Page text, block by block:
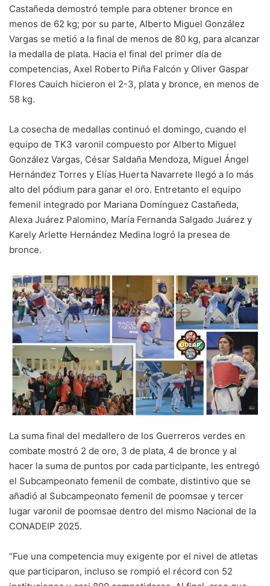
Castañeda demostró temple para obtener bronce en
menos de 62 kg; por su parte, Alberto Miguel González
Vargas se metió a la final de menos de 80 kg, para alcanzar
la medalla de plata. Hacia el final del primer día de
competencias, Axel Roberto Piña Falcón y Oliver Gaspar
Flores Cauich hicieron el 2-3, plata y bronce, en menos de
58 kg.
La cosecha de medallas continuó el domingo, cuando el
equipo de TK3 varonil compuesto por Alberto Miguel
González Vargas, César Saldaña Mendoza, Miguel Ángel
Hernández Torres y Elías Huerta Navarrete llegó a lo más
alto del pódium para ganar el oro. Entretanto el equipo
femenil integrado por Mariana Domínguez Castañeda,
Alexa Juárez Palomino, María Fernanda Salgado Juárez y
Karely Arlette Hernández Medina logró la presea de
bronce.
La suma final del medallero de los Guerreros verdes en
combate mostró 2 de oro, 3 de plata, 4 de bronce y al
hacer la suma de puntos por cada participante, les entregó
el Subcampeonato femenil de combate, distintivo que se
añadió al Subcampeonato femenil de poomsae y tercer
lugar varonil de poomsae dentro del mismo Nacional de la
CONADEIP 2025.
“Fue una competencia muy exigente por el nivel de atletas
que participaron, incluso se rompió el récord con 52